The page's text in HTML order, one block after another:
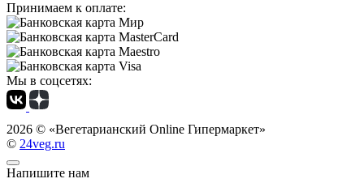
Принимаем к оплате:
Мы в соцсетях:
2026 © «Вегетарианский Online Гипермаркет»
© 24veg.ru
Напишите нам